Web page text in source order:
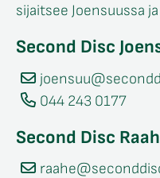
sijaitsee Joensuussa
Second Disc
044 243 0177
Second Disc